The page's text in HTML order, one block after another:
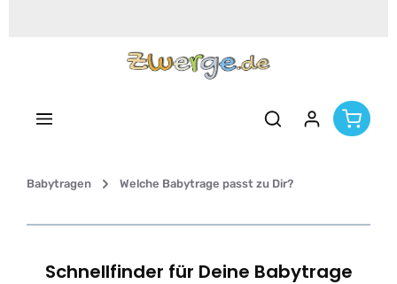
Babytragen Welche Babytrage passt zu Dir?
Schnellfinder für Deine Babytrage